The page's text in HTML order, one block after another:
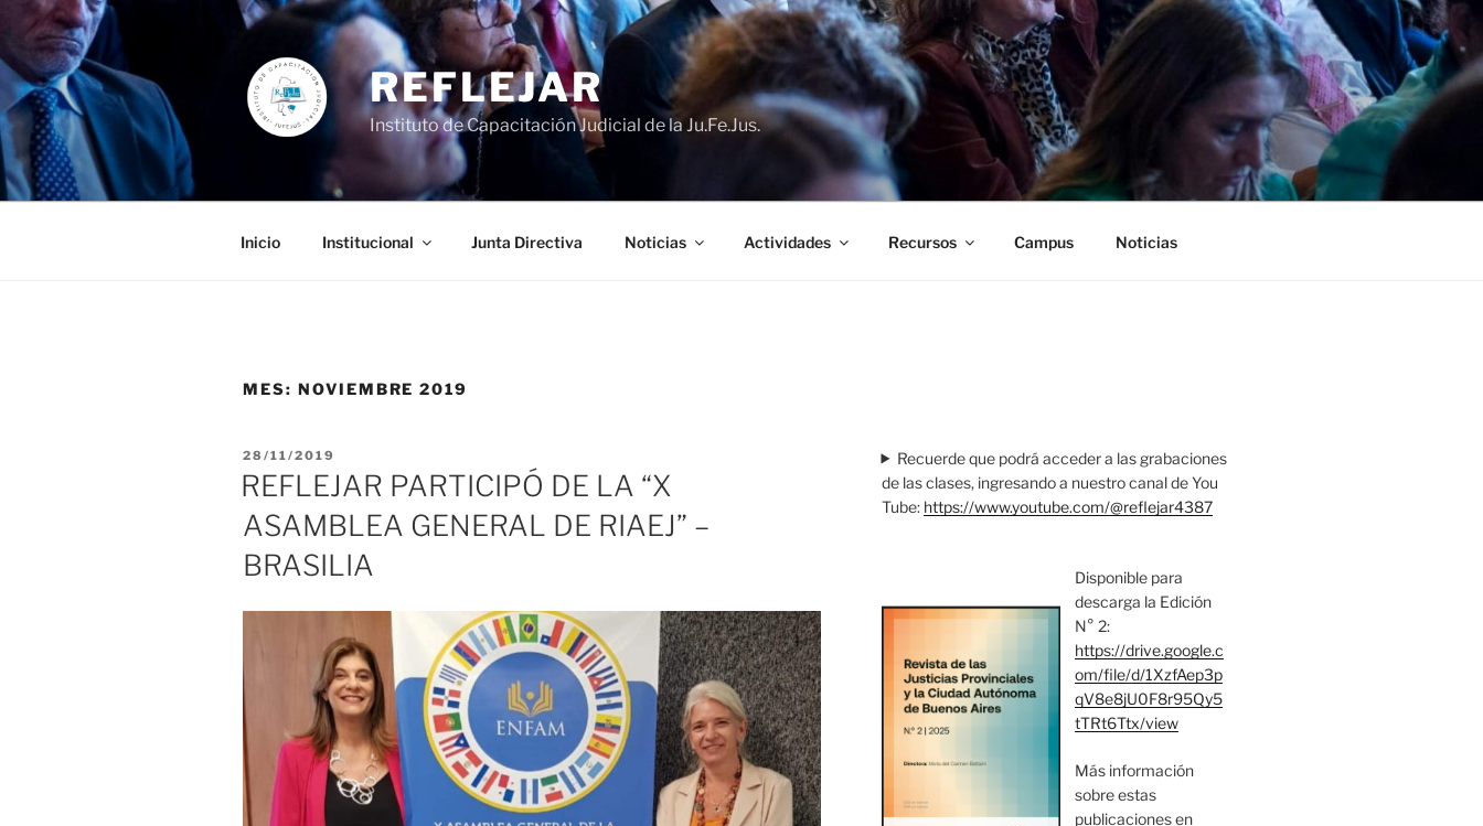
contenido
REFLEJAR
Instituto de Capacitación Judicial de la Ju.Fe.Jus.
Inicio Institucional Junta Directiva Noticias Actividades Recursos Campus Noticias
MES: NOVIEMBRE 2019
PUBLICADO
EL
28/11/2019
REFLEJAR PARTICIPÓ DE LA “X
ASAMBLEA GENERAL DE RIAEJ” –
BRASILIA
Recuerde que podrá acceder a las grabaciones
de las clases, ingresando a nuestro canal de You
Tube: https://www.youtube.com/@reflejar4387
Disponible para
descarga la Edición
N° 2:
https://drive.google.c
om/file/d/1XzfAep3p
qV8e8jU0F8r95Qy5
tTRt6Ttx/view
Más información
sobre estas
publicaciones en